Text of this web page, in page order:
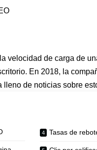
velocidad de carga de
En 2018, la
de noticias sobre
Tasas de